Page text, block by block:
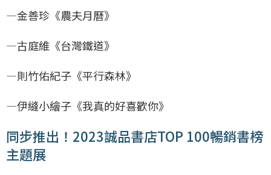
—金善珍《農夫月曆》
—古庭維《台灣鐵道》
—則竹佑紀子《平行森林》
—伊縫小繪子《我真的好喜歡你》
同步推出！2023誠品書店TOP 100暢銷書榜
主題展